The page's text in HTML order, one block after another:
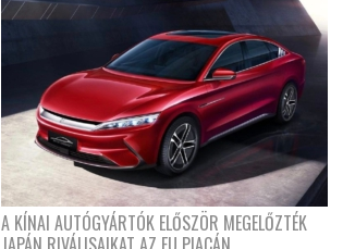
A KÍNAI AUTÓGYÁRTÓK ELŐSZÖR MEGELŐZTÉK